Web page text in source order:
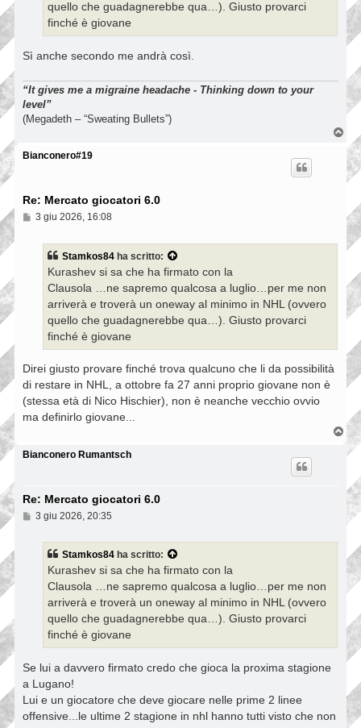
quello che guadagnerebbe qua…). Giusto provarci
finché è giovane
Sì anche secondo me andrà così.
“It gives me a migraine headache - Thinking down to your
level”
(Megadeth – “Sweating Bullets”)
Bianconero#19
Re: Mercato giocatori 6.0
M
3 giu 2026, 16:08
Stamkos84 ha scritto:
Kurashev si sa che ha firmato con la
Clausola …ne sapremo qualcosa a luglio…per me non
arriverà e troverà un oneway al minimo in NHL (ovvero
quello che guadagnerebbe qua…). Giusto provarci
finché è giovane
Direi giusto provare finché trova qualcuno che li da possibilità
di restare in NHL, a ottobre fa 27 anni proprio giovane non è
(stessa età di Nico Hischier), non è neanche vecchio ovvio
ma definirlo giovane...
o
p
Bianconero Rumantsch
Re: Mercato giocatori 6.0
M
3 giu 2026, 20:35
Stamkos84 ha scritto:
Kurashev si sa che ha firmato con la
Clausola …ne sapremo qualcosa a luglio…per me non
arriverà e troverà un oneway al minimo in NHL (ovvero
quello che guadagnerebbe qua…). Giusto provarci
finché è giovane
Se lui a davvero firmato credo che gioca la proxima stagione
a Lugano!
Lui e un giocatore che deve giocare nelle prime 2 linee
offensive...le ultime 2 stagione in nhl hanno tutti visto che non